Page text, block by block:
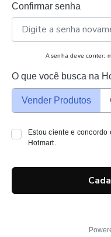
Confirmar senha
A senha deve conter:
O que você busca na
Vender Produtos
Estou ciente e concordo
Hotmart.